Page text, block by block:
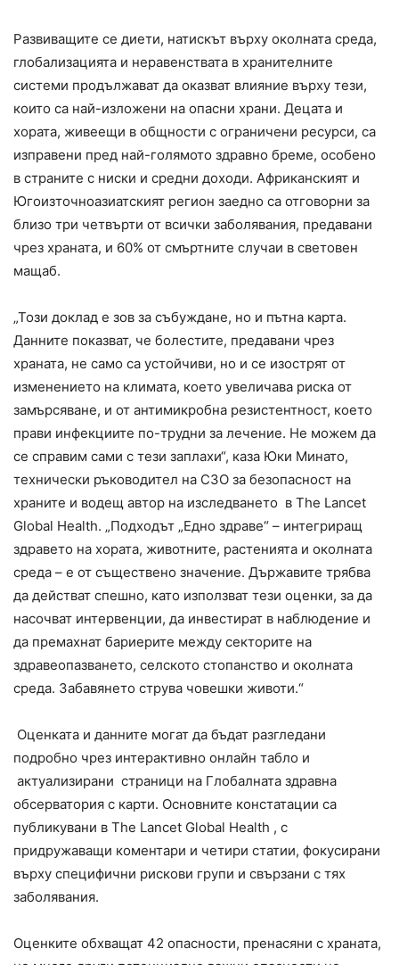
Развиващите се диети, натискът върху околната среда,
глобализацията и неравенствата в хранителните
системи продължават да оказват влияние върху тези,
които са най-изложени на опасни храни. Децата и
хората, живеещи в общности с ограничени ресурси, са
изправени пред най-голямото здравно бреме, особено
в страните с ниски и средни доходи. Африканският и
Югоизточноазиатският регион заедно са отговорни за
близо три четвърти от всички заболявания, предавани
чрез храната, и 60% от смъртните случаи в световен
мащаб.
„Този доклад е зов за събуждане, но и пътна карта.
Данните показват, че болестите, предавани чрез
храната, не само са устойчиви, но и се изострят от
изменението на климата, което увеличава риска от
замърсяване, и от антимикробна резистентност, което
прави инфекциите по-трудни за лечение. Не можем да
се справим сами с тези заплахи“, каза Юки Минато,
технически ръководител на СЗО за безопасност на
храните и водещ автор на изследването в The Lancet
Global Health. „Подходът „Едно здраве“ – интегриращ
здравето на хората, животните, растенията и околната
среда – е от съществено значение. Държавите трябва
да действат спешно, като използват тези оценки, за да
насочват интервенции, да инвестират в наблюдение и
да премахнат бариерите между секторите на
здравеопазването, селското стопанство и околната
среда. Забавянето струва човешки животи.“
Оценката и данните могат да бъдат разгледани
подробно чрез интерактивно онлайн табло и
актуализирани страници на Глобалната здравна
обсерватория с карти. Основните констатации са
публикувани в The Lancet Global Health , с
придружаващи коментари и четири статии, фокусирани
върху специфични рискови групи и свързани с тях
заболявания.
Оценките обхващат 42 опасности, пренасяни с храната,